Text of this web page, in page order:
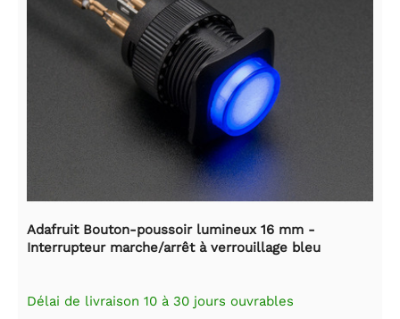
Adafruit Bouton-poussoir lumineux 16 mm -
Interrupteur marche/arrêt à verrouillage bleu
Délai de livraison 10 à 30 jours ouvrables